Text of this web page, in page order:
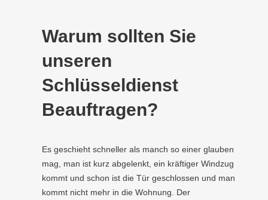
Warum sollten Sie
unseren
Schlüsseldienst
Beauftragen?
Es geschieht schneller als manch so einer glauben
mag, man ist kurz abgelenkt, ein kräftiger Windzug
kommt und schon ist die Tür geschlossen und man
kommt nicht mehr in die Wohnung. Der